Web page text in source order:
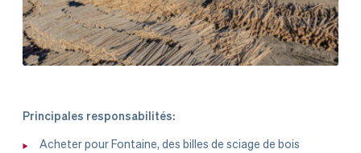
Principales responsabilités:
Acheter pour Fontaine, des billes de sciage de bois